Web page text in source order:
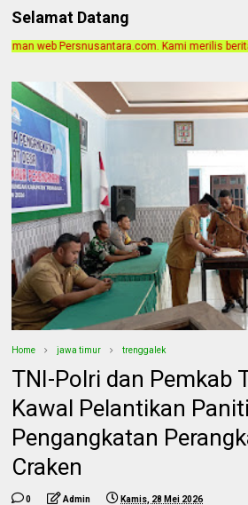
Selamat Datang
Kami merilis berita dengan motto Akurat,
Home jawa timur trenggalek
TNI-Polri dan Pemkab
Kawal Pelantikan
Pengangkatan
Craken
0 Admin Kamis, 28 Mei 2026